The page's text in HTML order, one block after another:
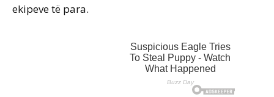
ekipeve të para.